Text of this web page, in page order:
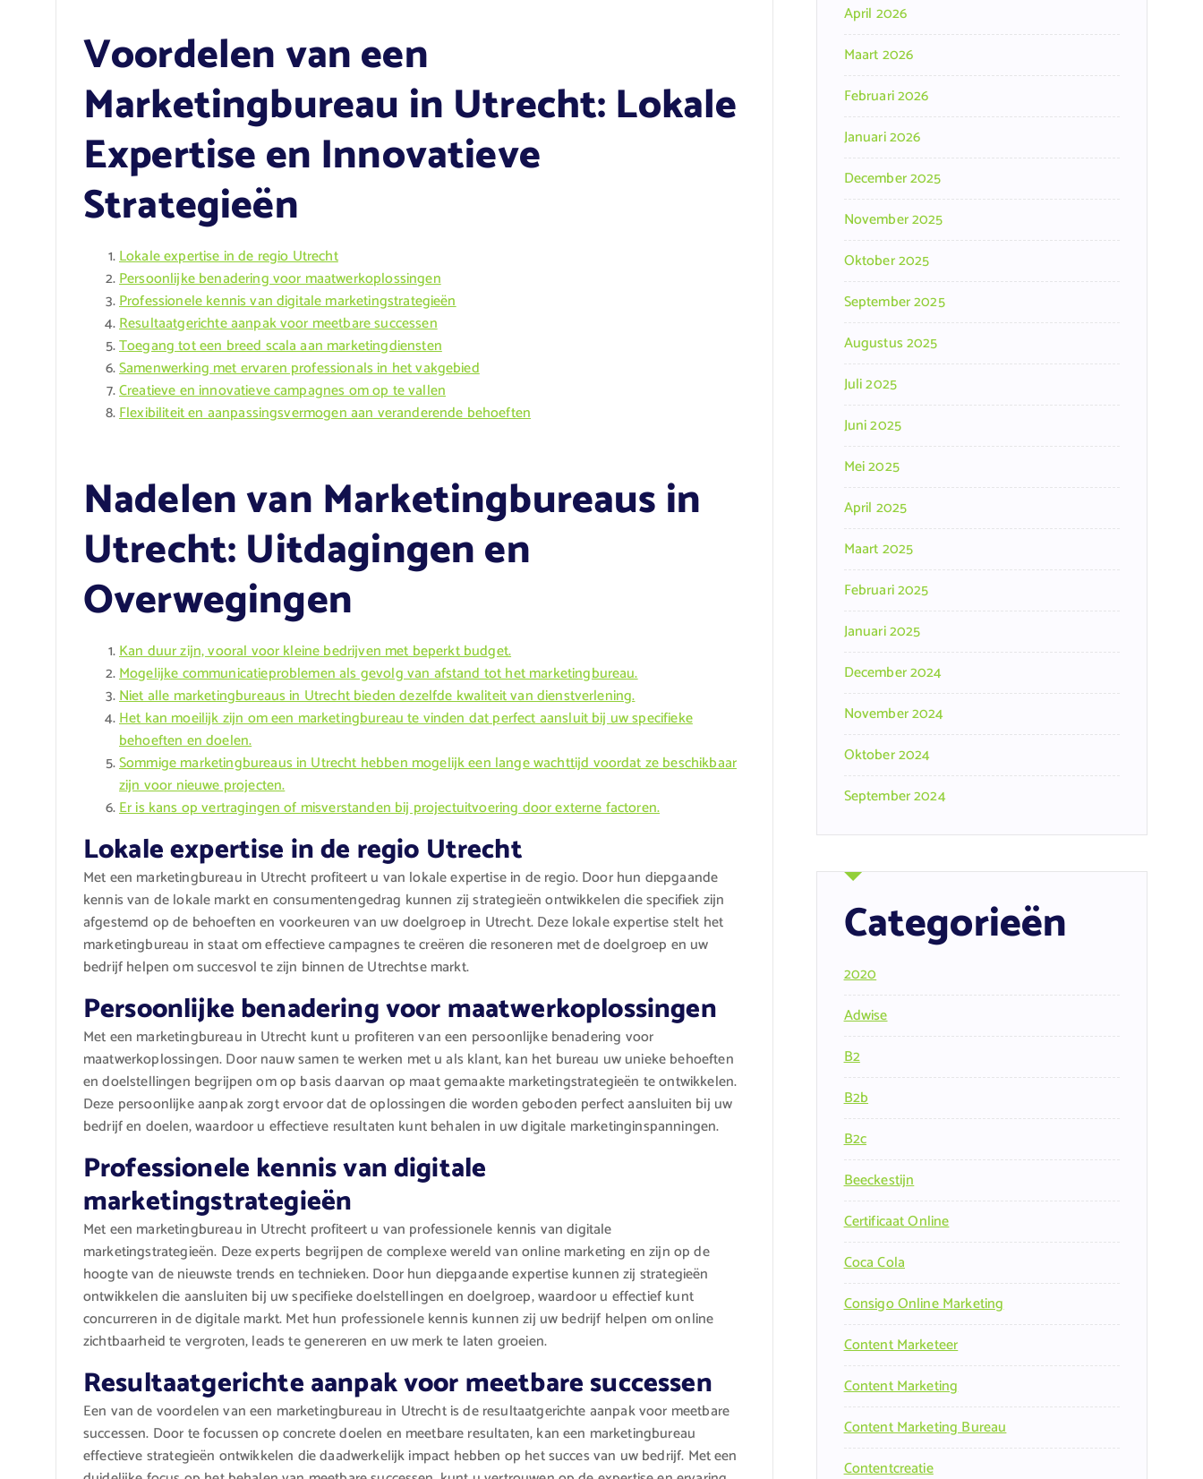
Voordelen van een
Marketingbureau in Utrecht: Lokale
Expertise en Innovatieve
Strategieën
Lokale expertise in de regio Utrecht
Persoonlijke benadering voor maatwerkoplossingen
Professionele kennis van digitale marketingstrategieën
Resultaatgerichte aanpak voor meetbare successen
Toegang tot een breed scala aan marketingdiensten
Samenwerking met ervaren professionals in het vakgebied
Creatieve en innovatieve campagnes om op te vallen
Flexibiliteit en aanpassingsvermogen aan veranderende behoeften
Nadelen van Marketingbureaus in
Utrecht: Uitdagingen en
Overwegingen
Kan duur zijn, vooral voor kleine bedrijven met beperkt budget.
Mogelijke communicatieproblemen als gevolg van afstand tot het marketingbureau.
Niet alle marketingbureaus in Utrecht bieden dezelfde kwaliteit van dienstverlening.
Het kan moeilijk zijn om een marketingbureau te vinden dat perfect aansluit bij uw specifieke
behoeften en doelen.
Sommige marketingbureaus in Utrecht hebben mogelijk een lange wachttijd voordat ze beschikbaar
zijn voor nieuwe projecten.
Er is kans op vertragingen of misverstanden bij projectuitvoering door externe factoren.
Lokale expertise in de regio Utrecht
Met een marketingbureau in Utrecht profiteert u van lokale expertise in de regio. Door hun diepgaande
kennis van de lokale markt en consumentengedrag kunnen zij strategieën ontwikkelen die specifiek zijn
afgestemd op de behoeften en voorkeuren van uw doelgroep in Utrecht. Deze lokale expertise stelt het
marketingbureau in staat om effectieve campagnes te creëren die resoneren met de doelgroep en uw
bedrijf helpen om succesvol te zijn binnen de Utrechtse markt.
Persoonlijke benadering voor maatwerkoplossingen
Met een marketingbureau in Utrecht kunt u profiteren van een persoonlijke benadering voor
maatwerkoplossingen. Door nauw samen te werken met u als klant, kan het bureau uw unieke behoeften
en doelstellingen begrijpen om op basis daarvan op maat gemaakte marketingstrategieën te ontwikkelen.
Deze persoonlijke aanpak zorgt ervoor dat de oplossingen die worden geboden perfect aansluiten bij uw
bedrijf en doelen, waardoor u effectieve resultaten kunt behalen in uw digitale marketinginspanningen.
Professionele kennis van digitale
marketingstrategieën
Met een marketingbureau in Utrecht profiteert u van professionele kennis van digitale
marketingstrategieën. Deze experts begrijpen de complexe wereld van online marketing en zijn op de
hoogte van de nieuwste trends en technieken. Door hun diepgaande expertise kunnen zij strategieën
ontwikkelen die aansluiten bij uw specifieke doelstellingen en doelgroep, waardoor u effectief kunt
concurreren in de digitale markt. Met hun professionele kennis kunnen zij uw bedrijf helpen om online
zichtbaarheid te vergroten, leads te genereren en uw merk te laten groeien.
Resultaatgerichte aanpak voor meetbare successen
Een van de voordelen van een marketingbureau in Utrecht is de resultaatgerichte aanpak voor meetbare
successen. Door te focussen op concrete doelen en meetbare resultaten, kan een marketingbureau
effectieve strategieën ontwikkelen die daadwerkelijk impact hebben op het succes van uw bedrijf. Met een
April 2026
Maart 2026
Februari 2026
Januari 2026
December 2025
November 2025
Oktober 2025
September 2025
Augustus 2025
Juli 2025
Juni 2025
Mei 2025
April 2025
Maart 2025
Februari 2025
Januari 2025
December 2024
November 2024
Oktober 2024
September 2024
Categorieën
2020
Adwise
B2
B2b
B2c
Beeckestijn
Certificaat Online
Coca Cola
Consigo Online Marketing
Content Marketeer
Content Marketing
Content Marketing Bureau
Contentcreatie